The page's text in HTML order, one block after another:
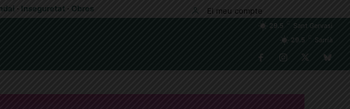
· Inseguretat · Obres El meu compte
29.5
Sant Gervasi
29.5
Sarrià